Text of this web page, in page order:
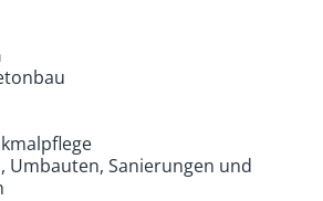
Umbauten, Sanierungen und